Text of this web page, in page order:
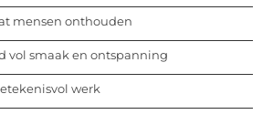
mensen onthouden
vol smaak en ontspanning
werk